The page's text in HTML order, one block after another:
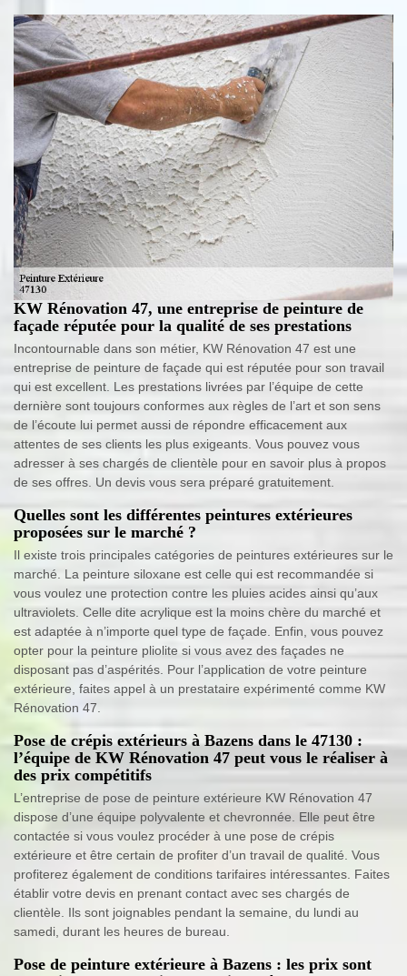
KW Rénovation 47, une entreprise de peinture de
façade réputée pour la qualité de ses prestations
Incontournable dans son métier, KW Rénovation 47 est une
entreprise de peinture de façade qui est réputée pour son travail
qui est excellent. Les prestations livrées par l’équipe de cette
dernière sont toujours conformes aux règles de l’art et son sens
de l’écoute lui permet aussi de répondre efficacement aux
attentes de ses clients les plus exigeants. Vous pouvez vous
adresser à ses chargés de clientèle pour en savoir plus à propos
de ses offres. Un devis vous sera préparé gratuitement.
Quelles sont les différentes peintures extérieures
proposées sur le marché ?
Il existe trois principales catégories de peintures extérieures sur le
marché. La peinture siloxane est celle qui est recommandée si
vous voulez une protection contre les pluies acides ainsi qu’aux
ultraviolets. Celle dite acrylique est la moins chère du marché et
est adaptée à n’importe quel type de façade. Enfin, vous pouvez
opter pour la peinture pliolite si vous avez des façades ne
disposant pas d’aspérités. Pour l’application de votre peinture
extérieure, faites appel à un prestataire expérimenté comme KW
Rénovation 47.
Pose de crépis extérieurs à Bazens dans le 47130 :
l’équipe de KW Rénovation 47 peut vous le réaliser à
des prix compétitifs
L’entreprise de pose de peinture extérieure KW Rénovation 47
dispose d’une équipe polyvalente et chevronnée. Elle peut être
contactée si vous voulez procéder à une pose de crépis
extérieure et être certain de profiter d’un travail de qualité. Vous
profiterez également de conditions tarifaires intéressantes. Faites
établir votre devis en prenant contact avec ses chargés de
clientèle. Ils sont joignables pendant la semaine, du lundi au
samedi, durant les heures de bureau.
Pose de peinture extérieure à Bazens : les prix sont